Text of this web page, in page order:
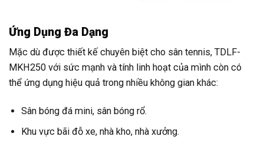
Ứng Dụng Đa Dạng
Mặc dù được thiết kế chuyên biệt cho sân tennis, TDLF-
MKH250 với sức mạnh và tính linh hoạt của mình còn có
thể ứng dụng hiệu quả trong nhiều không gian khác:
Sân bóng đá mini, sân bóng rổ.
Khu vực bãi đỗ xe, nhà kho, nhà xưởng.